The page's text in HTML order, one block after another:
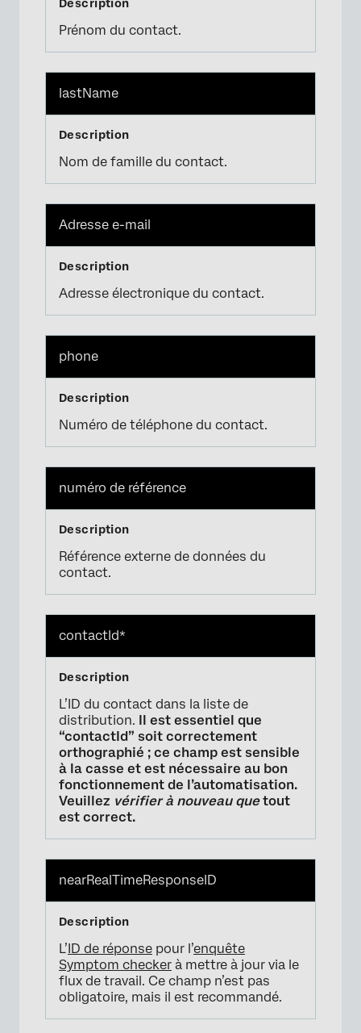
Prénom du contact.
lastName
Nom de famille du contact.
Adresse e-mail
Adresse électronique du contact.
phone
Numéro de téléphone du contact.
numéro de référence
Référence externe de données du
contact.
contactId*
L’ID du contact dans la liste de
distribution.
Il est essentiel que
“contactId” soit correctement
orthographié ; ce champ est sensible
à la casse et est nécessaire au bon
fonctionnement de l’automatisation.
Veuillez vérifier à nouveau quetout
est correct.
nearRealTimeResponseID
L’ ID de réponse pour l’enquête
Symptom checker à mettre à jour via le
flux de travail. Ce champ n’est pas
obligatoire, mais il est recommandé.